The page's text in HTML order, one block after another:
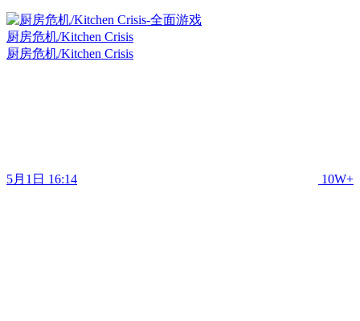
厨房危机/Kitchen Crisis
厨房危机/Kitchen Crisis
5月1日 16:14 10W+